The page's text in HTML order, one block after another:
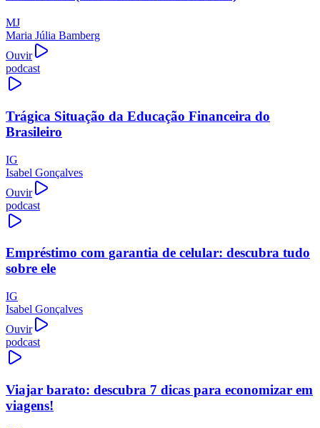
MJ
Maria Júlia Bamberg
Ouvir
podcast
Trágica Situação da Educação Financeira do
Brasileiro
IG
Isabel Gonçalves
Ouvir
podcast
Empréstimo com garantia de celular: descubra tudo
sobre ele
IG
Isabel Gonçalves
Ouvir
podcast
Viajar barato: descubra 7 dicas para economizar em
viagens!